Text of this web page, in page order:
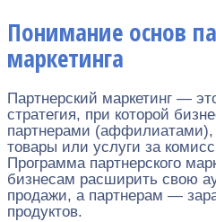
Понимание основ
маркетинга
Партнерский маркетинг —
стратегия, при которой
партнерами (аффилиатами),
товары или услуги за
Программа партнерского
бизнесам расширить свою
продажи, а партнерам —
продуктов.